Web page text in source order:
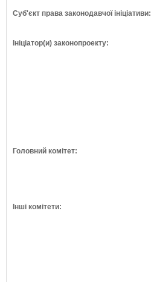
Суб'єкт права законодавчої ініціативи:
Ініціатор(и) законопроекту:
Головний комітет:
Інші комітети: